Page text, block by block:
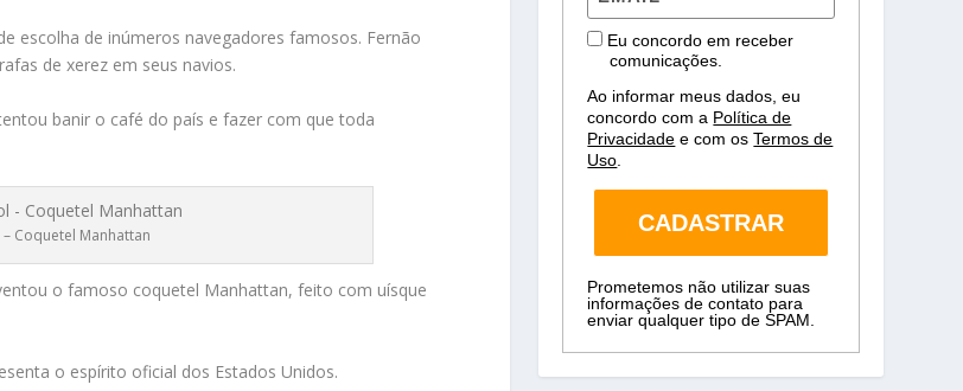
escolha de inúmeros navegadores famosos. Fernão
de xerez em seus navios.
banir o café do país e fazer com que toda
Coquetel Manhattan
o famoso coquetel Manhattan, feito com uísque
o espírito oficial dos Estados Unidos.
Eu concordo em receber
comunicações.
Ao informar meus dados, eu
concordo com a Política de
Privacidade e com osTermos de
Uso.
CADASTRAR
Prometemos não utilizar suas
informações de contato para
enviar qualquer tipo de SPAM.